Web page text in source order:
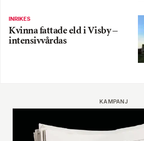
INRIKES
Kvinna fattade eld i Visby –
intensivvårdas
KAMPANJ